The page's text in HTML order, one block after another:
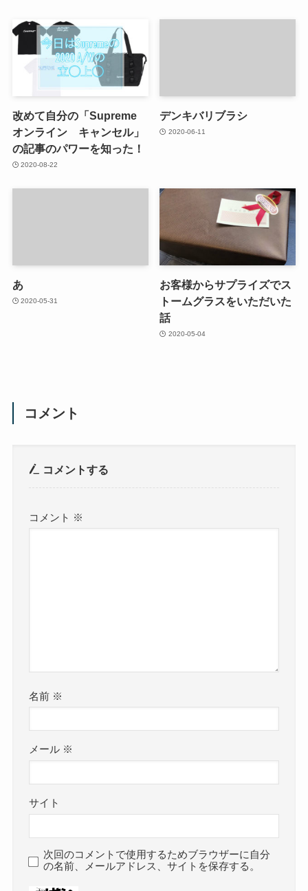
改めて自分の「Supreme
オンライン キャンセル」
の記事のパワーを知った！
2020-08-22
デンキバリブラシ
2020-06-11
あ
2020-05-31
お客様からサプライズでス
トームグラスをいただいた
話
2020-05-04
コメント
コメントする
コメント ※
名前 ※
メール ※
サイト
次回のコメントで使用するためブラウザーに自分
の名前、メールアドレス、サイトを保存する。